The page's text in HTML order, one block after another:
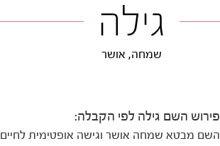
גילה
שמחה, אושר
פירוש השם גילה לפי הקבלה:
השם מבטא שמחה אושר וגישה אופטימית לחיים